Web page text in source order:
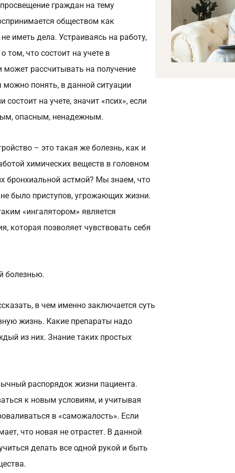
граждан на тему
обществом как
иметь дела. Устраиваясь на работу,
том, что состоит на учете в
может рассчитывать на получение
понять, в данной ситуации
состоит на учете, значит «псих», если
опасным, ненадежным.
– это такая же болезнь, как и
химических веществ в головном
астмой? Мы знаем, что
было приступов, угрожающих жизни.
«ингалятором» является
которая позволяет чувствовать себя
болезнью.
в чем именно заключается суть
жизнь. Какие препараты надо
из них. Знание таких простых
распорядок жизни пациента.
к новым условиям, и учитывая
в «саможалость». Если
что новая не отрастет. В данной
делать все одной рукой и быть